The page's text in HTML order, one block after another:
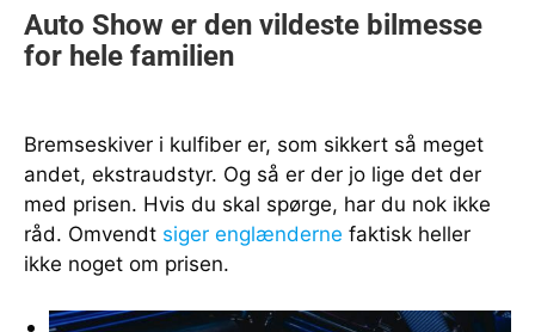
Bremseskiver i kulfiber er, som sikkert så meget
andet, ekstraudstyr. Og så er der jo lige det der
med prisen. Hvis du skal spørge, har du nok ikke
råd. Omvendt siger englænderne faktisk heller
ikke noget om prisen.